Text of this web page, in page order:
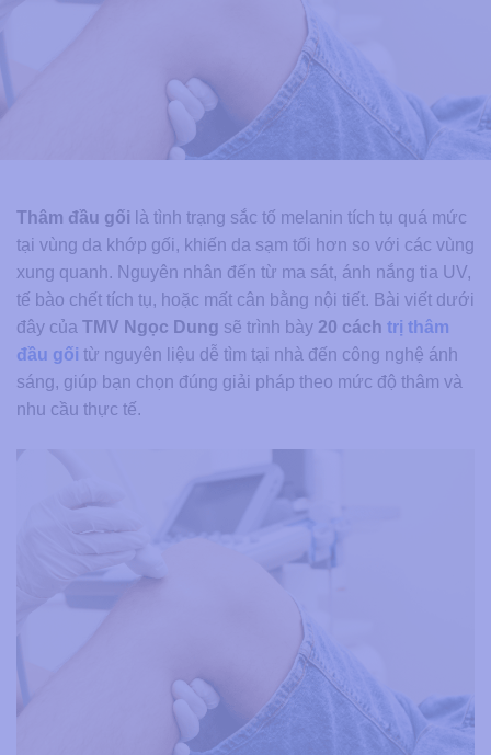
Thâm đầu gối là tình trạng sắc tố melanin tích tụ quá mức
tại vùng da khớp gối, khiến da sạm tối hơn so với các vùng
xung quanh. Nguyên nhân đến từ ma sát, ánh nắng tia UV,
tế bào chết tích tụ, hoặc mất cân bằng nội tiết. Bài viết dưới
đây của TMV Ngọc Dung sẽ trình bày 20 cách trị thâm
đầu gối từ nguyên liệu dễ tìm tại nhà đến công nghệ ánh
sáng, giúp bạn chọn đúng giải pháp theo mức độ thâm và
nhu cầu thực tế.